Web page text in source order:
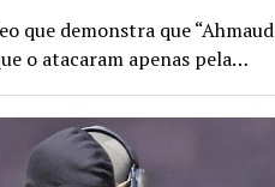
que demonstra que “Ahmaud
o atacaram apenas pela…